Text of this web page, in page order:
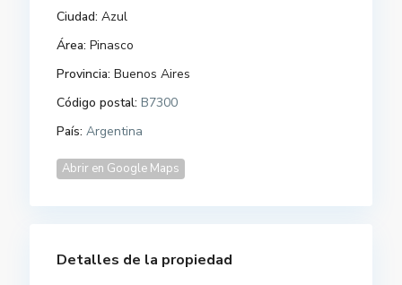
Ciudad: Azul
Área: Pinasco
Provincia: Buenos Aires
Código postal: B7300
País: Argentina
Abrir en Google Maps
Detalles de la propiedad